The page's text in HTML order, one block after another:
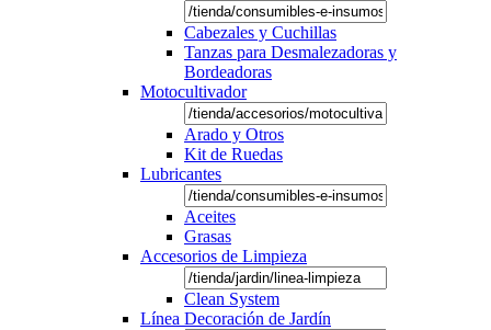
Cabezales y Cuchillas
Tanzas para Desmalezadoras y
Bordeadoras
Motocultivador
Arado y Otros
Kit de Ruedas
Lubricantes
Aceites
Grasas
Accesorios de Limpieza
Clean System
Línea Decoración de Jardín